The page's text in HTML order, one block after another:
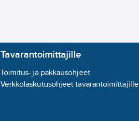
Tavarantoimittajille
Toimitus- ja pakkausohjeet
Verkkolaskutusohjeet tavarantoimittajille